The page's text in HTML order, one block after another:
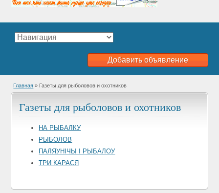
Добавить объявление
Главная » Газеты для рыболовов и охотников
Газеты для рыболовов и охотников
НА РЫБАЛКУ
РЫБОЛОВ
ПАЛЯУНIЧЫ I РЫБАЛОУ
ТРИ КАРАСЯ